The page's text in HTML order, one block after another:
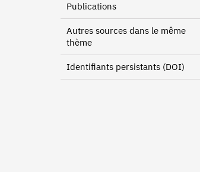
Publications
Autres sources dans le même
thème
Identifiants persistants (DOI)